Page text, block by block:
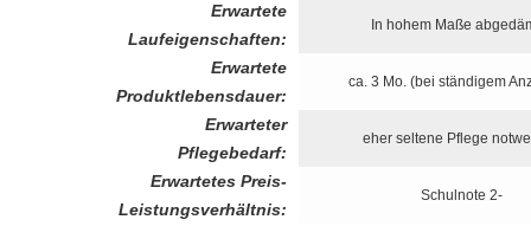
Erwartete
Laufeigenschaften:
In hohem Maße
Erwartete
Produktlebensdauer:
ca. 3 Mo. (bei ständigem
Erwarteter
Pflegebedarf:
eher seltene Pflege
Erwartetes Preis-
Leistungsverhältnis:
Schulnote 2-